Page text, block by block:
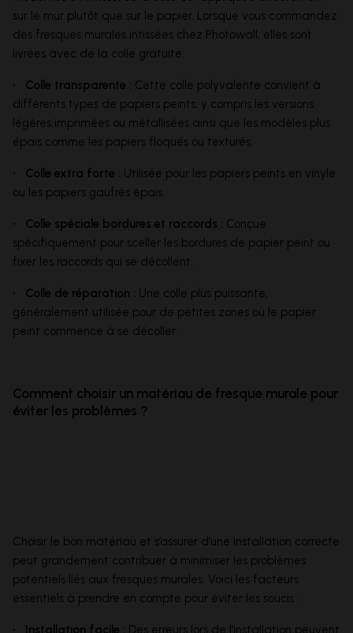
sur le mur plutôt que sur le papier. Lorsque vous commandez
des fresques murales intissées chez Photowall, elles sont
livrées avec de la colle gratuite.
• Colle transparente : Cette colle polyvalente convient à
différents types de papiers peints, y compris les versions
légères imprimées ou métallisées ainsi que les modèles plus
épais comme les papiers floqués ou texturés.
• Colle extra forte : Utilisée pour les papiers peints en vinyle
ou les papiers gaufrés épais.
• Colle spéciale bordures et raccords : Conçue
spécifiquement pour sceller les bordures de papier peint ou
fixer les raccords qui se décollent.
• Colle de réparation : Une colle plus puissante,
généralement utilisée pour de petites zones où le papier
peint commence à se décoller.
Comment choisir un matériau de fresque murale pour
éviter les problèmes ?
Choisir le bon matériau et s’assurer d’une installation correcte
peut grandement contribuer à minimiser les problèmes
potentiels liés aux fresques murales. Voici les facteurs
essentiels à prendre en compte pour éviter les soucis :
• Installation facile : Des erreurs lors de l’installation peuvent